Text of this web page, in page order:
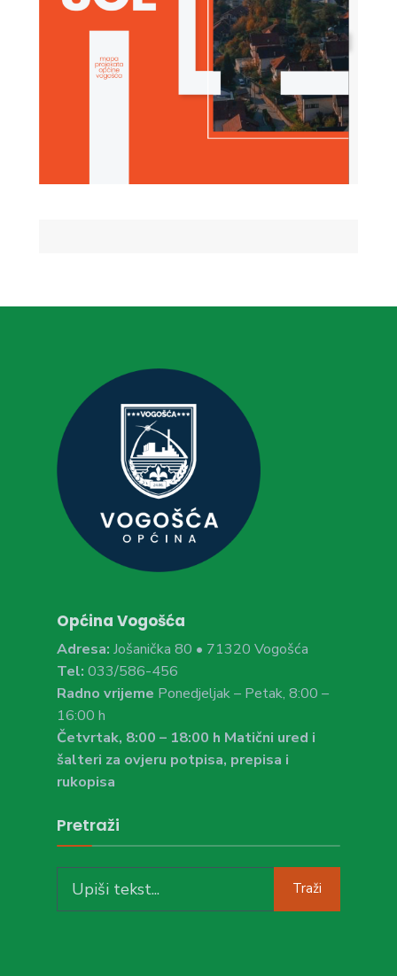
Općina Vogošća
Adresa: Jošanička 80 • 71320 Vogošća
Tel: 033/586-456
Radno vrijeme Ponedjeljak – Petak, 8:00 –
16:00 h
Četvrtak, 8:00 – 18:00 h Matični ured i
šalteri za ovjeru potpisa, prepisa i
rukopisa
Pretraži
for:
Traži